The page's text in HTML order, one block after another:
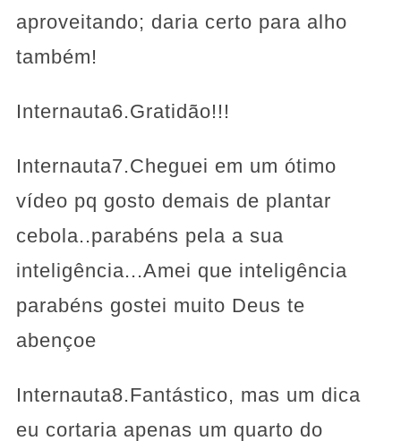
aproveitando; daria certo para alho
também!
Internauta6.Gratidão!!!
Internauta7.Cheguei em um ótimo
vídeo pq gosto demais de plantar
cebola..parabéns pela a sua
inteligência...Amei que inteligência
parabéns gostei muito Deus te
abençoe
Internauta8.Fantástico, mas um dica
eu cortaria apenas um quarto do